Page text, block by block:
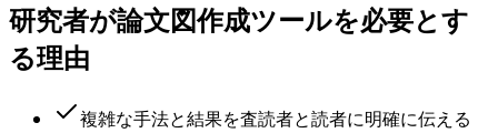
研究者が論文図作成ツールを必要とす
る理由
複雑な手法と結果を査読者と読者に明確に伝える